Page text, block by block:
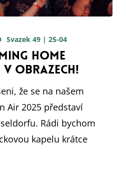
Svazek 49 | 25-04
Home
v obrazech!
že se na našem
Air 2025 představí
Rádi bychom
kapelu krátce